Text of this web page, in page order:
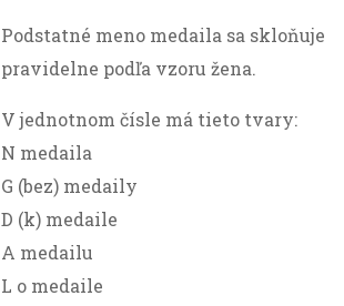
Podstatné meno medaila sa skloňuje
pravidelne podľa vzoru žena.
V jednotnom čísle má tieto tvary:
N medaila
G (bez) medaily
D (k) medaile
A medailu
L o medaile